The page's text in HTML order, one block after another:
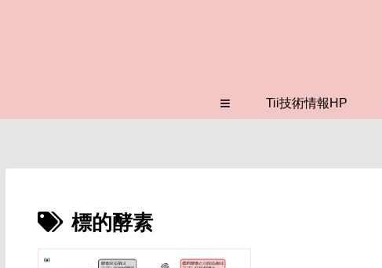
≡ Tii技術情報HP
標的酵素